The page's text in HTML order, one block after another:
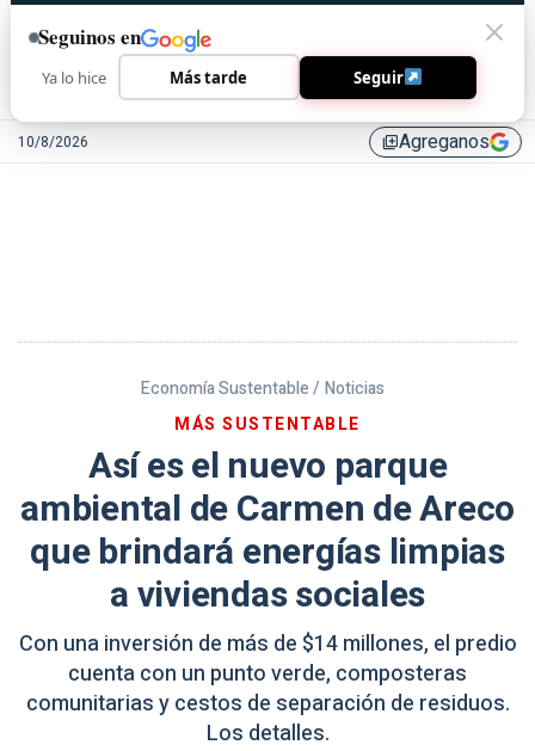
10/8/2026 library_addAgreganos
Economía Sustentable / Noticias
MÁS SUSTENTABLE
Así es el nuevo parque
ambiental de Carmen de Areco
que brindará energías limpias
a viviendas sociales
Con una inversión de más de $14 millones, el predio
cuenta con un punto verde, composteras
comunitarias y cestos de separación de residuos.
Los detalles.
Seguinos en
Ya lo hice Más tarde Seguir